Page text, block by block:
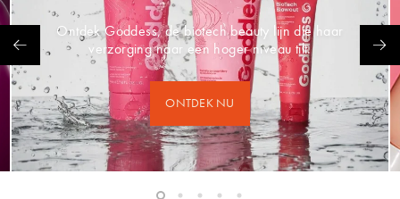
Ontdek Goddess, de biotech beauty lijn die haar
verzorging naar een hoger niveau tilt.
ONTDEK NU